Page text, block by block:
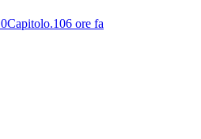
0Capitolo.106 ore fa